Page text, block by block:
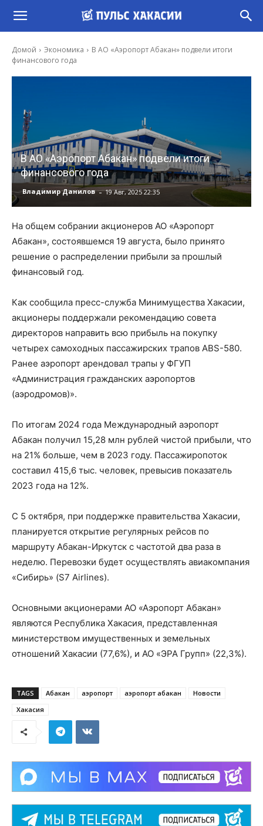
Домой Экономика
В АО «Аэропорт Абакан» подвели итоги
финансового года
В АО «Аэропорт Абакан» подвели итоги
финансового года
Владимир Данилов - 19 Авг, 2025 22:35
На общем собрании акционеров АО «Аэропорт
Абакан», состоявшемся 19 августа, было принято
решение о распределении прибыли за прошлый
финансовый год.
Как сообщила пресс-служба Минимущества Хакасии,
акционеры поддержали рекомендацию совета
директоров направить всю прибыль на покупку
четырех самоходных пассажирских трапов ABS-580.
Ранее аэропорт арендовал трапы у ФГУП
«Администрация гражданских аэропортов
(аэродромов)».
По итогам 2024 года Международный аэропорт
Абакан получил 15,28 млн рублей чистой прибыли, что
на 21% больше, чем в 2023 году. Пассажиропоток
составил 415,6 тыс. человек, превысив показатель
2023 года на 12%.
С 5 октября, при поддержке правительства Хакасии,
планируется открытие регулярных рейсов по
маршруту Абакан-Иркутск с частотой два раза в
неделю. Перевозки будет осуществлять авиакомпания
«Сибирь» (S7 Airlines).
Основными акционерами АО «Аэропорт Абакан»
являются Республика Хакасия, представленная
министерством имущественных и земельных
отношений Хакасии (77,6%), и АО «ЭРА Групп» (22,3%).
TAGS Абакан аэропорт аэропорт абакан
Новости
Хакасия